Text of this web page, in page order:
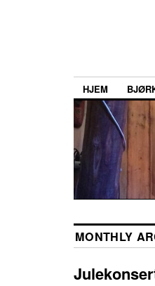
HJEM
MONTHLY